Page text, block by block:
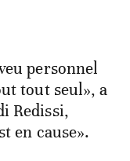
personnel
tout seul», a
Redissi,
en cause».